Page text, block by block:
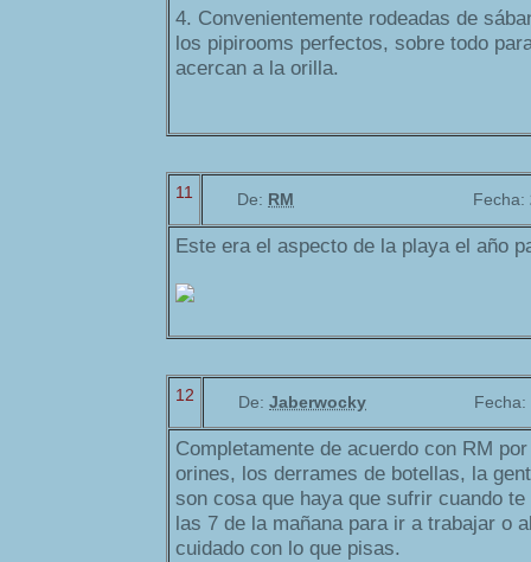
4. Convenientemente rodeadas de
los pipirooms perfectos, sobre todo
acercan a la orilla.
11 De: RM Fecha:
Este era el aspecto de la playa el año
12 De: Jaberwocky Fecha:
Completamente de acuerdo con RM
orines, los derrames de botellas, la
son cosa que haya que sufrir cuando
las 7 de la mañana para ir a trabajar o
cuidado con lo que pisas.